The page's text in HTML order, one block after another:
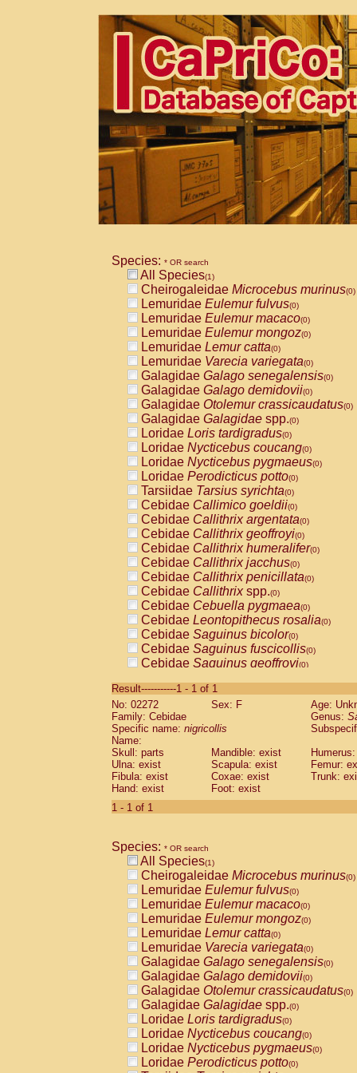
Species: * OR search
All Species(1)
Cheirogaleidae Microcebus murinus(0)
Lemuridae Eulemur fulvus(0)
Lemuridae Eulemur macaco(0)
Lemuridae Eulemur mongoz(0)
Lemuridae Lemur catta(0)
Lemuridae Varecia variegata(0)
Galagidae Galago senegalensis(0)
Galagidae Galago demidovii(0)
Galagidae Otolemur crassicaudatus(0)
Galagidae Galagidae spp.(0)
Loridae Loris tardigradus(0)
Loridae Nycticebus coucang(0)
Loridae Nycticebus pygmaeus(0)
Loridae Perodicticus potto(0)
Tarsiidae Tarsius syrichta(0)
Cebidae Callimico goeldii(0)
Cebidae Callithrix argentata(0)
Cebidae Callithrix geoffroyi(0)
Cebidae Callithrix humeralifer(0)
Cebidae Callithrix jacchus(0)
Cebidae Callithrix penicillata(0)
Cebidae Callithrixspp.(0)
Cebidae Cebuella pygmaea(0)
Cebidae Leontopithecus rosalia(0)
Cebidae Saguinus bicolor(0)
Cebidae Saguinus fuscicollis(0)
Cebidae Saguinus geoffroyi(0)
CebidaeSaguinus labiatus(0)
Cebidae Saguinus leucopus (0)
Cebidae
CebidaeSaguinus mystax
Cebidae Saguinus nigricollis (1)
Cebidae Saguinus oedipus
Cebidae Saguinus weddelli
Cebidae Saguinusspp.
Cebidae
CebidaeCebus capucinus
CebidaeCebus nigrivittatus
CebidaeCebus spp.(0)
CebidaeSaimiri boliviensis(0)
CebidaeSaimiri sciureus(0)
AtelidaeAlouatta caraya(0)
AtelidaeAlouatta fusca(0)
AtelidaeAlouatta seniculus(0)
AtelidaeAlouattaspp.(0)
AtelidaeAteles belzebuth(0)
AtelidaeAteles geoffroyi(0)
AtelidaeAteles paniscus(0)
AtelidaeAtelesspp.(0)
AtelidaeLagothrix lagothricha(0)
AtelidaeLagothrix lagothricha cana
PitheciidaeCacajao calvus
Result-----------1 - 1 of 1
No: 02272
Sex: F
Age:
Family: Cebidae
Genus:
Specific name: nigricollis
Name:
Skull: parts
Mandible: exist
Ulna: exist
Scapula: exist
Femur:
Fibula: exist
Coxae: exist
Trunk:
Hand: exist
Foot: exist
1 - 1 of 1
Species: * OR search
All Species(1)
Cheirogaleidae Microcebus murinus(0)
Lemuridae Eulemur fulvus(0)
Lemuridae Eulemur macaco(0)
Lemuridae Eulemur mongoz(0)
Lemuridae Lemur catta(0)
Lemuridae Varecia variegata(0)
Galagidae Galago senegalensis(0)
Galagidae Galago demidovii(0)
Galagidae Otolemur crassicaudatus(0)
Galagidae Galagidae spp.(0)
Loridae Loris tardigradus(0)
Loridae Nycticebus coucang(0)
Loridae Nycticebus pygmaeus(0)
Loridae Perodicticus potto(0)